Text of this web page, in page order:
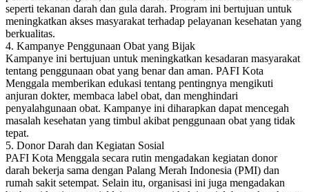
seperti tekanan darah dan gula darah. Program ini bertujuan untuk
meningkatkan akses masyarakat terhadap pelayanan kesehatan yang
berkualitas.
4. Kampanye Penggunaan Obat yang Bijak
Kampanye ini bertujuan untuk meningkatkan kesadaran masyarakat
tentang penggunaan obat yang benar dan aman. PAFI Kota
Menggala memberikan edukasi tentang pentingnya mengikuti
anjuran dokter, membaca label obat, dan menghindari
penyalahgunaan obat. Kampanye ini diharapkan dapat mencegah
masalah kesehatan yang timbul akibat penggunaan obat yang tidak
tepat.
5. Donor Darah dan Kegiatan Sosial
PAFI Kota Menggala secara rutin mengadakan kegiatan donor
darah bekerja sama dengan Palang Merah Indonesia (PMI) dan
rumah sakit setempat. Selain itu, organisasi ini juga mengadakan